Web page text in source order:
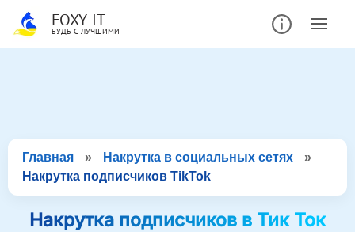
FOXY-IT
БУДЬ С ЛУЧШИМИ
Главная » Накрутка в социальных сетях
»
Накрутка подписчиков TikTok
Накрутка подписчиков в Тик Ток